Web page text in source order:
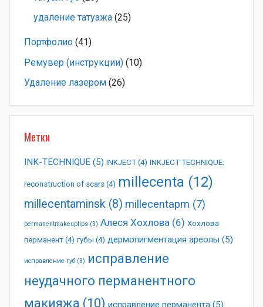
удаление татуажа (25)
Портфолио (41)
Ремувер (инструкции) (10)
Удаление лазером (26)
Метки
INK-TECHNIQUE (5) INKJECT (4) INKJECT TECHNIQUE:
reconstruction of scars (4) millecenta (12)
millecentaminsk (8) millecentapm (7)
permanentmakeuplips (3) Алеся Хохлова (6) Хохлова
перманент (4) губы (4) дермопигментация ареолы (5)
исправление губ (3) исправление
неудачного перманентного
макияжа (10) исправление перманента (5)